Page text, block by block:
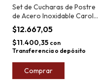
Set de Cucharas de Postre
de Acero Inoxidable Carol
x6
$12.667,05
$11.400,35 con
Transferencia o depósito
Comprar